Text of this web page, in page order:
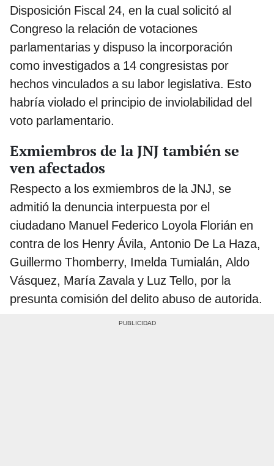
Disposición Fiscal 24, en la cual solicitó al
Congreso la relación de votaciones
parlamentarias y dispuso la incorporación
como investigados a 14 congresistas por
hechos vinculados a su labor legislativa. Esto
habría violado el principio de inviolabilidad del
voto parlamentario.
Exmiembros de la JNJ también se
ven afectados
Respecto a los exmiembros de la JNJ, se
admitió la denuncia interpuesta por el
ciudadano Manuel Federico Loyola Florián en
contra de los Henry Ávila, Antonio De La Haza,
Guillermo Thomberry, Imelda Tumialán, Aldo
Vásquez, María Zavala y Luz Tello, por la
presunta comisión del delito abuso de autorida.